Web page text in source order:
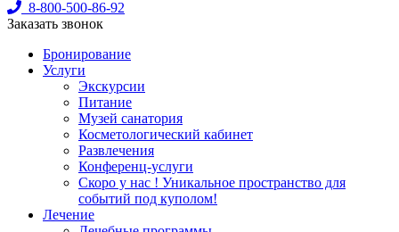
8-800-500-86-92
Заказать звонок
Бронирование
Услуги
Экскурсии
Питание
Музей санатория
Косметологический кабинет
Развлечения
Конференц-услуги
Скоро у нас ! Уникальное пространство для
событий под куполом!
Лечение